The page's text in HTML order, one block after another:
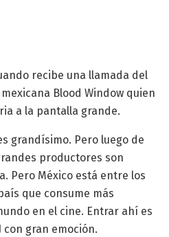
recibe una llamada del
Blood Window quien
a la pantalla grande.
grandísimo. Pero luego de
productores son
Pero México está entre los
que consume más
en el cine. Entrar ahí es
con gran emoción.